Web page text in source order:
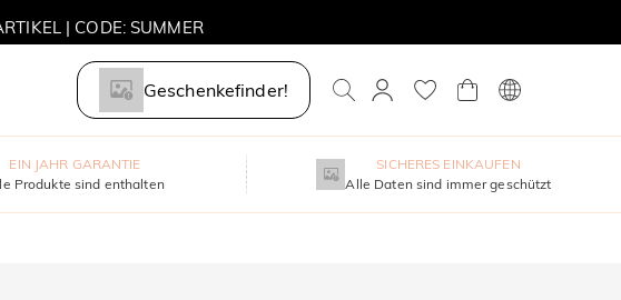
| CODE: SUMMER
Geschenkefinder!
EIN JAHR GARANTIE
Produkte sind enthalten
SICHERES EINKAUFEN
Alle Daten sind immer geschützt